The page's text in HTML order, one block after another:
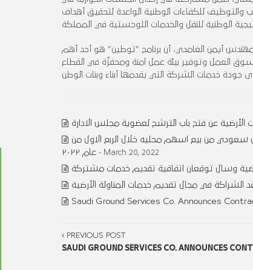
للكفاءات الوطنية الواعدة لتحقيق أهداف
أيمن الغامدي، أن برنامج “توطين” هو أحد أهم
سوق العمل وتوفير بيئة عمل آمنة ومحفزّة في القطاع
الأرضية عن فتح باب الترشح لعضوية مجلس الادارة
الأرضية عن تحقيق ربحا صافيا مقداره ٢٣.٦٧ مليون ريال سعودي من بيع اسهم محليه خلال الربع الاول من
عام ٢٠٢٢ - March 20, 2022
وسال توقعان اتفاقية تقديم خدمات مشتركة
الشراكة في مجال تقديم خدمات المناولة الأرضية
Saudi Ground Services Co. Announces
PREVIOUS POST
SAUDI GROUND SERVICES CO. ANNOUNCES